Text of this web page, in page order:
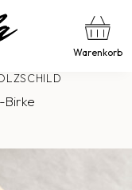
Warenkorb
Birke